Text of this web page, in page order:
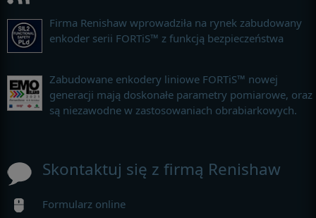
Firma Renishaw wprowadziła na rynek zabudowany
enkoder serii FORTiS™ z funkcją bezpieczeństwa
Zabudowane enkodery liniowe FORTiS™ nowej
generacji mają doskonałe parametry pomiarowe, oraz
są niezawodne w zastosowaniach obrabiarkowych.
Skontaktuj się z firmą Renishaw
Formularz online